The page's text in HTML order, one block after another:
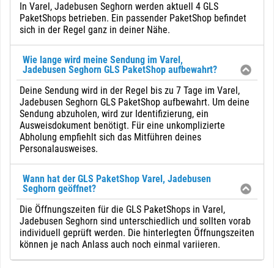
In Varel, Jadebusen Seghorn werden aktuell 4 GLS
PaketShops betrieben. Ein passender PaketShop befindet
sich in der Regel ganz in deiner Nähe.
Wie lange wird meine Sendung im Varel,
Jadebusen Seghorn GLS PaketShop aufbewahrt?
Deine Sendung wird in der Regel bis zu 7 Tage im Varel,
Jadebusen Seghorn GLS PaketShop aufbewahrt. Um deine
Sendung abzuholen, wird zur Identifizierung, ein
Ausweisdokument benötigt. Für eine unkomplizierte
Abholung empfiehlt sich das Mitführen deines
Personalausweises.
Wann hat der GLS PaketShop Varel, Jadebusen
Seghorn geöffnet?
Die Öffnungszeiten für die GLS PaketShops in Varel,
Jadebusen Seghorn sind unterschiedlich und sollten vorab
individuell geprüft werden. Die hinterlegten Öffnungszeiten
können je nach Anlass auch noch einmal variieren.